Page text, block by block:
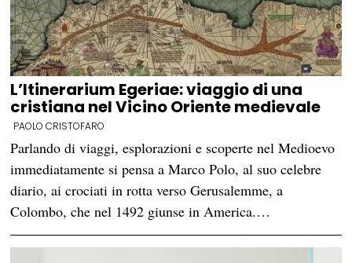
L’Itinerarium Egeriae: viaggio di una
cristiana nel Vicino Oriente medievale
PAOLO CRISTOFARO
Parlando di viaggi, esplorazioni e scoperte nel Medioevo
immediatamente si pensa a Marco Polo, al suo celebre
diario, ai crociati in rotta verso Gerusalemme, a
Colombo, che nel 1492 giunse in America.…